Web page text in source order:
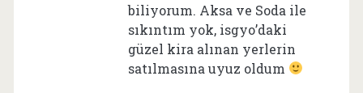
biliyorum. Aksa ve Soda ile
sıkıntım yok, isgyo’daki
güzel kira alınan yerlerin
satılmasına uyuz oldum